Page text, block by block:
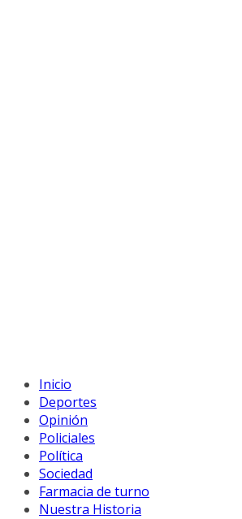
Inicio
Deportes
Opinión
Policiales
Política
Sociedad
Farmacia de turno
Nuestra Historia